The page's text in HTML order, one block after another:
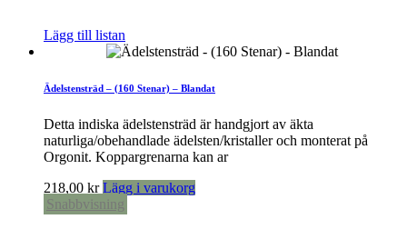
Lägg till listan
Ädelstensträd – (160 Stenar) – Blandat
Detta indiska ädelstensträd är handgjort av äkta
naturliga/obehandlade ädelsten/kristaller och monterat på
Orgonit. Koppargrenarna kan ar
218,00 kr Lägg i varukorg
Snabbvisning